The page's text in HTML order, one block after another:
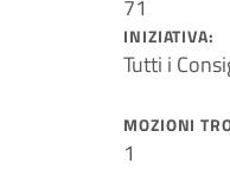
71
INIZIATIVA:
Tutti i
MOZIONI
1